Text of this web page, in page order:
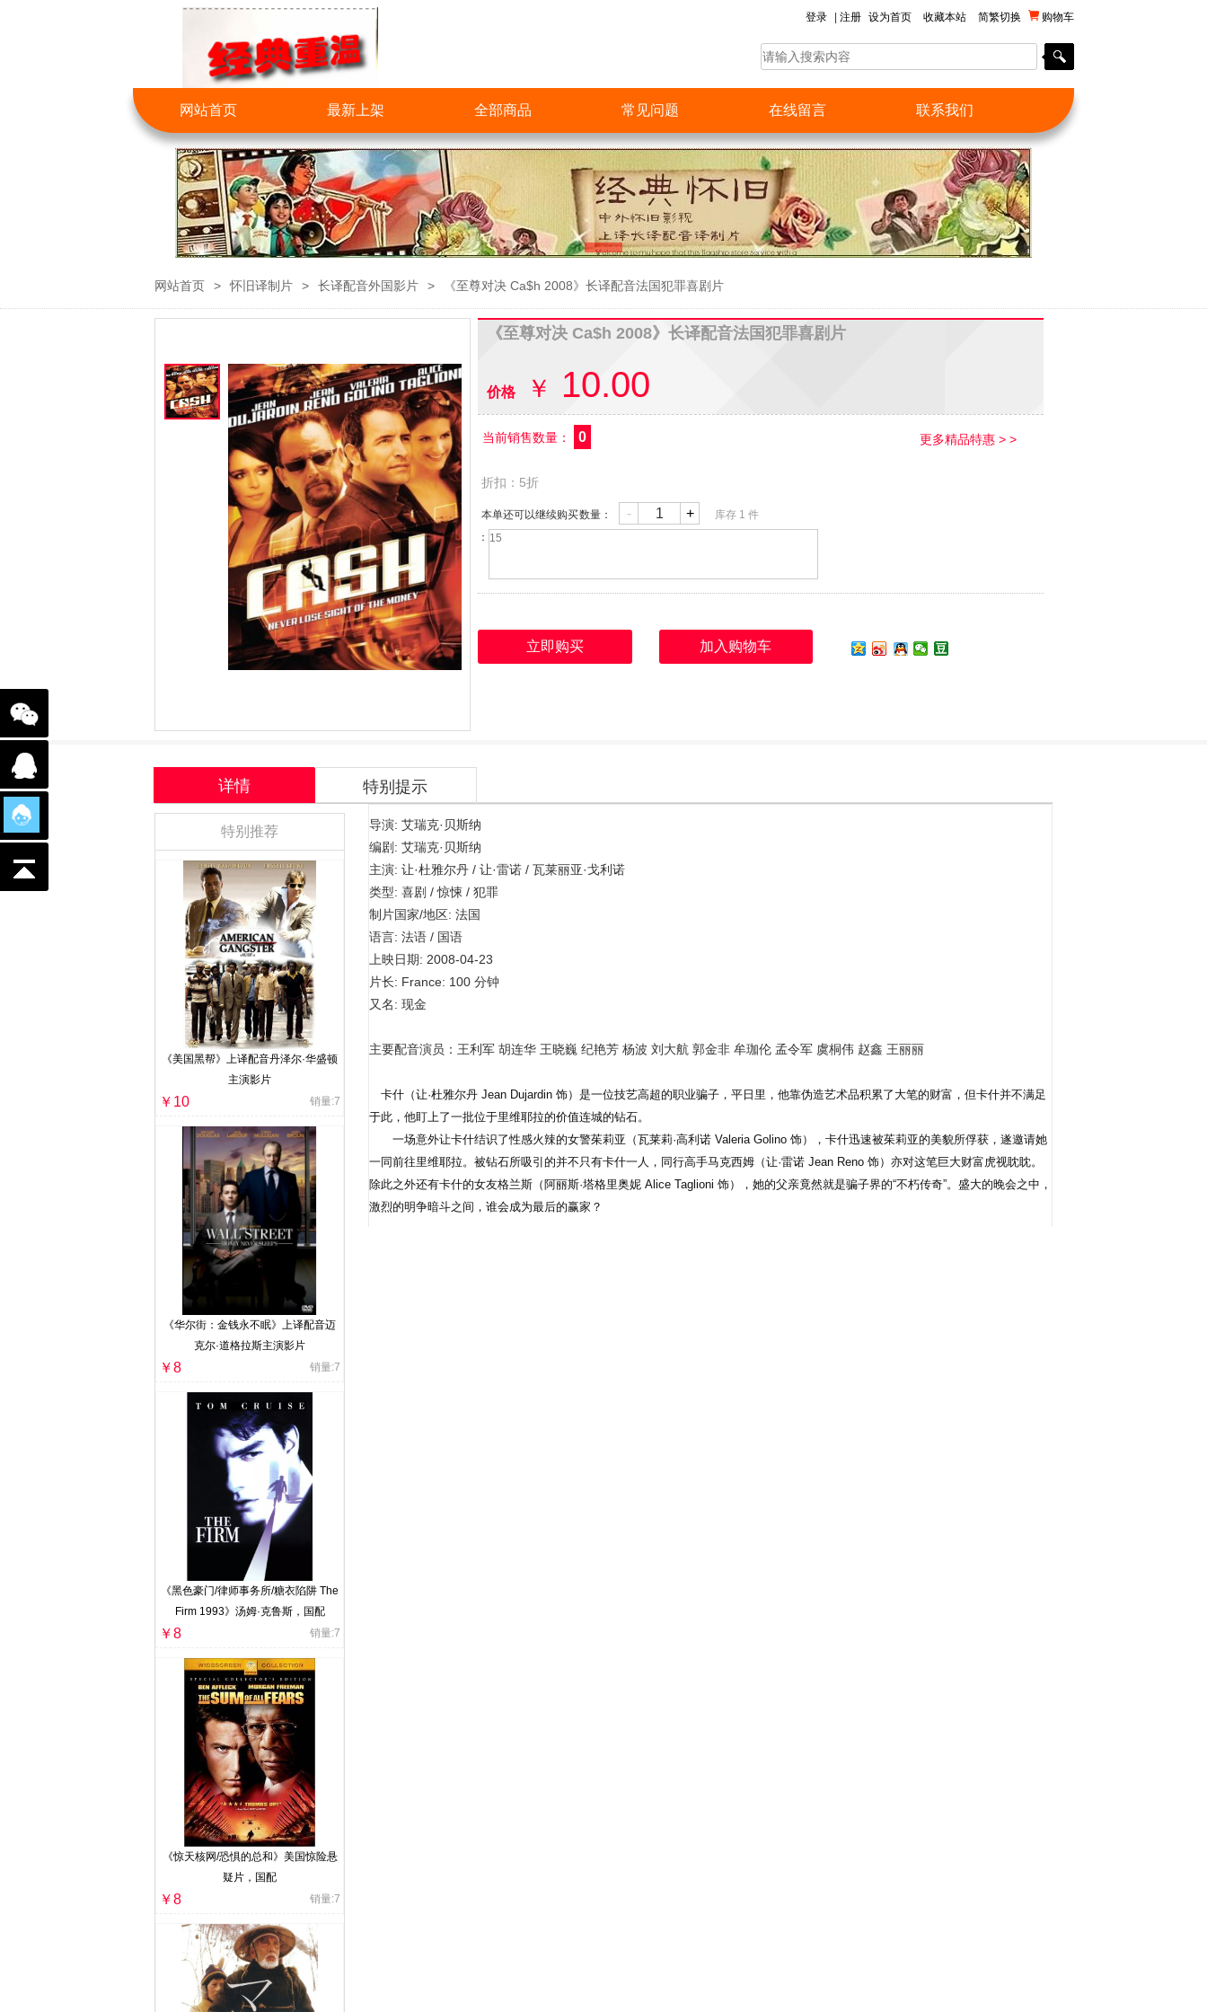
登录 注册 设为首页 收藏本站 简繁切换 购物车
网站首页 最新上架 全部商品 常见问题 在线留言 联系我们
网站首页 > 怀旧译制片 > 长译配音外国影片 > 《至尊对决 Ca$h 2008》长译配音法国犯罪喜剧片
《至尊对决 Ca$h 2008》长译配音法国犯罪喜剧片
价格 ￥ 10.00
当前销售数量： 0 更多精品特惠 > >
折扣：5折
本单还可以继续购买数量： - + 库存 1 件
：
立即购买 加入购物车
详情 特别提示
导演: 艾瑞克·贝斯纳
编剧: 艾瑞克·贝斯纳
主演: 让·杜雅尔丹 / 让·雷诺 / 瓦莱丽亚·戈利诺
类型: 喜剧 / 惊悚 / 犯罪
制片国家/地区: 法国
语言: 法语 / 国语
上映日期: 2008-04-23
片长: France: 100 分钟
又名: 现金
主要配音演员：王利军 胡连华 王晓巍 纪艳芳 杨波 刘大航 郭金非 牟珈伦 孟令军 虞桐伟 赵鑫 王丽丽
卡什（让·杜雅尔丹 Jean Dujardin 饰）是一位技艺高超的职业骗子，平日里，他靠伪造艺术品积累了大笔的财富，但卡什并不满足
于此，他盯上了一批位于里维耶拉的价值连城的钻石。
一场意外让卡什结识了性感火辣的女警茱莉亚（瓦莱莉·高利诺 Valeria Golino 饰），卡什迅速被茱莉亚的美貌所俘获，遂邀请她
一同前往里维耶拉。被钻石所吸引的并不只有卡什一人，同行高手马克西姆（让·雷诺 Jean Reno 饰）亦对这笔巨大财富虎视眈眈。
除此之外还有卡什的女友格兰斯（阿丽斯·塔格里奥妮 Alice Taglioni 饰），她的父亲竟然就是骗子界的“不朽传奇”。盛大的晚会之中，
激烈的明争暗斗之间，谁会成为最后的赢家？
特别推荐
《美国黑帮》上译配音丹泽尔·华盛顿
主演影片
￥10 销量:7
《华尔街：金钱永不眠》上译配音迈
克尔·道格拉斯主演影片
￥8 销量:7
《黑色豪门/律师事务所/糖衣陷阱 The
Firm 1993》汤姆·克鲁斯，国配
￥8 销量:7
《惊天核网/恐惧的总和》美国惊险悬
疑片，国配
￥8 销量:7